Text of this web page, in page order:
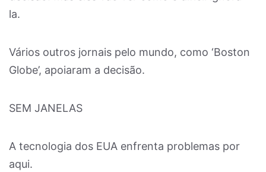
la.
Vários outros jornais pelo mundo, como ‘Boston
Globe’, apoiaram a decisão.
SEM JANELAS
A tecnologia dos EUA enfrenta problemas por
aqui.